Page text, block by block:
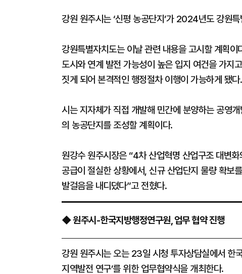
강원 원주시는 ‘신평 농공단지’가 2024년도 강원
강원특별자치도는 이날 관련 내용을 고시할 계획이
도시와 연계 발전 가능성이 높은 입지 여건을 가지
짓게 되어 본격적인 행정절차 이행이 가능하게 됐다.
시는 지자체가 직접 개발해 민간에 분양하는 공
의 농공단지를 조성할 계획이다.
원강수 원주시장은 “4차 산업혁명 산업구조 대변
공급이 절실한 상황에서, 신규 산업단지 물량 확보
발걸음을 내디뎠다”고 전혔다.
◆ 원주시-한국지방행정연구원, 업무 협약 진행
강원 원주시는 오는 23일 시청 투자상담실에서 한
지역발전 연구’를 위한 업무협약식을 개최한다.